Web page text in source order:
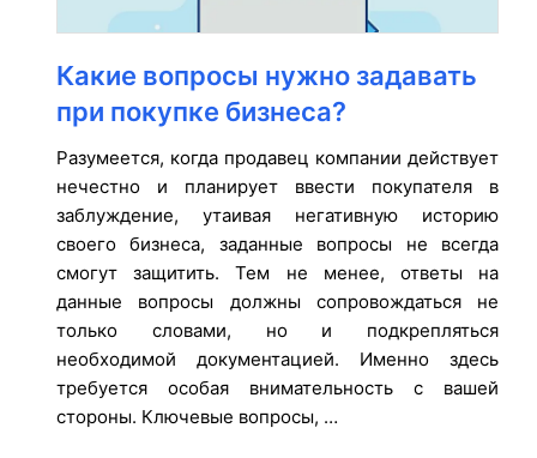
Какие вопросы нужно задавать
при покупке бизнеса?
Разумеется, когда продавец компании действует
нечестно и планирует ввести покупателя в
заблуждение, утаивая негативную историю
своего бизнеса, заданные вопросы не всегда
смогут защитить. Тем не менее, ответы на
данные вопросы должны сопровождаться не
только словами, но и подкрепляться
необходимой документацией. Именно здесь
требуется особая внимательность с вашей
стороны. Ключевые вопросы, …